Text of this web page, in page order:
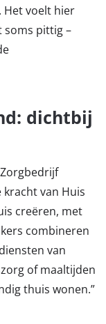
Het voelt hier
soms pittig –
dichtbij
kracht van Huis
creëren, met
combineren
van
of maaltijden
thuis wonen.”